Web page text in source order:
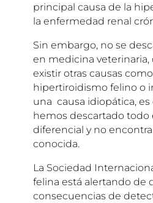
principal causa de la
la enfermedad renal
Sin embargo, no se
en medicina
existir otras causas
hipertiroidismo felino o
una causa idiopática,
hemos descartado todo
diferencial y no
conocida.
La Sociedad
felina está alertando de
consecuencias de